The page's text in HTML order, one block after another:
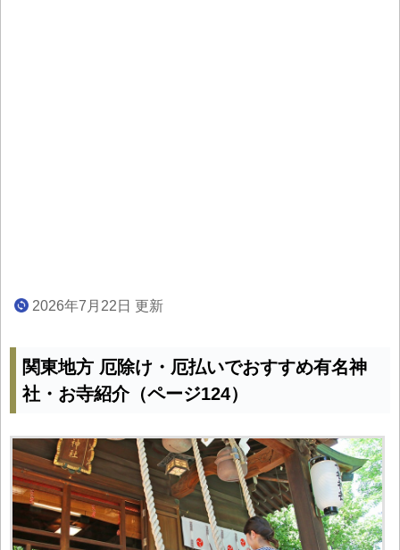
2026年7月22日 更新
関東地方 厄除け・厄払いでおすすめ有名神
社・お寺紹介（ページ124）